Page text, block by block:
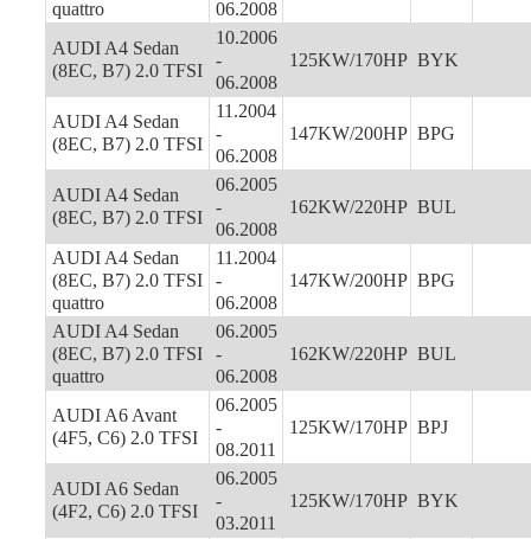
quattro
06.2008
AUDI A4 Sedan
(8EC, B7) 2.0 TFSI
10.2006
-
06.2008
125KW/170HP BYK
AUDI A4 Sedan
(8EC, B7) 2.0 TFSI
11.2004
-
06.2008
147KW/200HP BPG
AUDI A4 Sedan
(8EC, B7) 2.0 TFSI
06.2005
-
06.2008
162KW/220HP BUL
AUDI A4 Sedan
(8EC, B7) 2.0 TFSI
quattro
11.2004
-
06.2008
147KW/200HP BPG
AUDI A4 Sedan
(8EC, B7) 2.0 TFSI
quattro
06.2005
-
06.2008
162KW/220HP BUL
AUDI A6 Avant
(4F5, C6) 2.0 TFSI
06.2005
-
08.2011
125KW/170HP BPJ
AUDI A6 Sedan
(4F2, C6) 2.0 TFSI
06.2005
-
03.2011
125KW/170HP BYK